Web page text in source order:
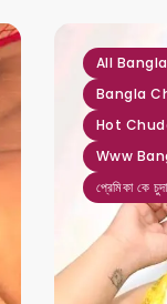
All
Bangla
Hot
Www
প্রেমিকা কে